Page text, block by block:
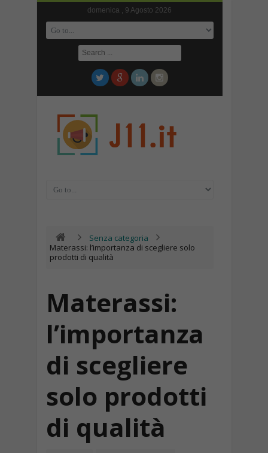
domenica , 9 Agosto 2026
Senza categoria
Materassi: l’importanza di scegliere solo
prodotti di qualità
Materassi:
l’importanza
di scegliere
solo prodotti
di qualità